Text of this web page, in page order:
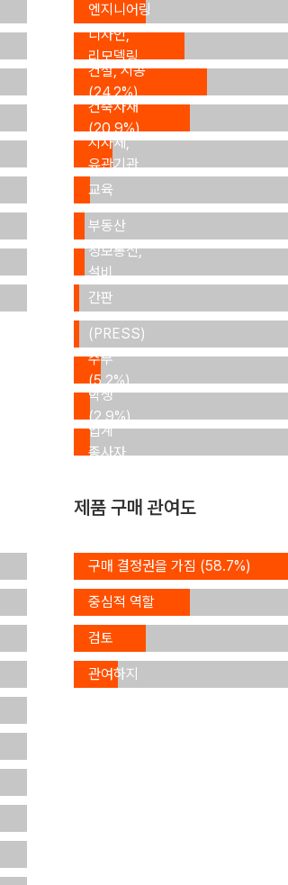
엔지니어링
(12.8%)
인테리어,
디자인,
리모델링
(20.2%)
건설, 시공
(24.2%)
건축자재
(20.9%)
정부기관,
지자체,
유관기관
(7.0%)
연구,
교육
(1.8%)
건물관리,
부동산
(1.3%)
ICT,
정보통신,
설비
(1.0%)
사인,
간판
(0.4%)
기자
(PRESS)
(0.2%)
주부
(5.2%)
학생
(2.9%)
타
업계
종사자
제품 구매 관여도
구매 결정권을 가짐 (58.7%)
구매 결정에
중심적 역할
(20.7%)
구매
결정의
검토
멤버
(12.9%)
구매
결정에
관여하지